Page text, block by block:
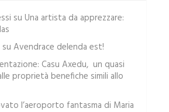
su Una artista da apprezzare:
su Avendrace delenda est!
Casu Axedu, un quasi
proprietà benefiche simili allo
l’aeroporto fantasma di Maria